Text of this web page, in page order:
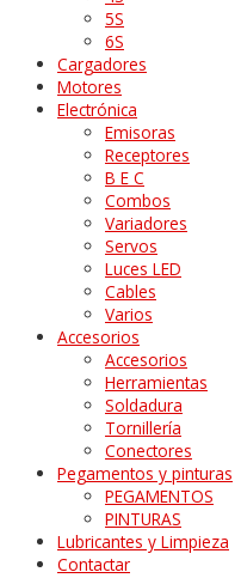
5S
6S
Cargadores
Motores
Electrónica
Emisoras
Receptores
B E C
Combos
Variadores
Servos
Luces LED
Cables
Varios
Accesorios
Accesorios
Herramientas
Soldadura
Tornillería
Conectores
Pegamentos y pinturas
PEGAMENTOS
PINTURAS
Lubricantes y Limpieza
Contactar